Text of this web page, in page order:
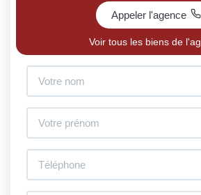
Appeler l'agence
Voir tous les biens de